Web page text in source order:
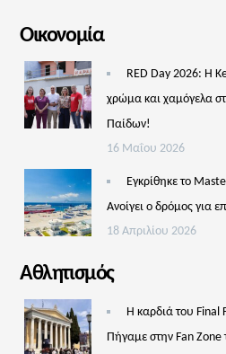
Οικονομία
RED Day 2026: Η
χρώμα και χαμόγελα
Παίδων!
16 Μαΐου 2026
Εγκρίθηκε το
Aνοίγει ο δρόμος για
18 Απριλίου 2026
Αθλητισμός
Η καρδιά του Final
Πήγαμε στην Fan Zone